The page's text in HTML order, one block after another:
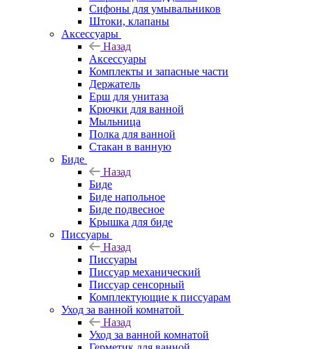
Сифоны для умывальников
Штоки, клапаны
Аксессуары
Назад
Аксессуары
Комплекты и запасные части
Держатель
Ерш для унитаза
Крючки для ванной
Мыльница
Полка для ванной
Стакан в ванную
Биде
Назад
Биде
Биде напольное
Биде подвесное
Крышка для биде
Писсуары
Назад
Писсуары
Писсуар механический
Писсуар сенсорный
Комплектующие к писсуарам
Уход за ванной комнатой
Назад
Уход за ванной комнатой